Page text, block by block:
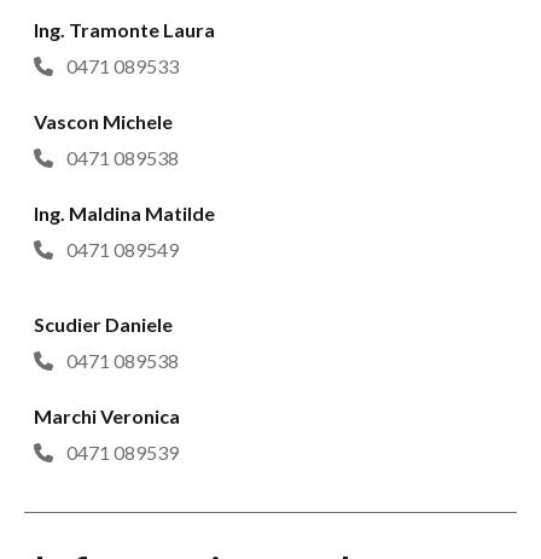
Ing. Tramonte Laura
0471 089533
Vascon Michele
0471 089538
Ing. Maldina Matilde
0471 089549
Scudier Daniele
0471 089538
Marchi Veronica
0471 089539